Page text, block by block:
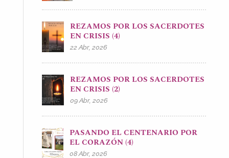
REZAMOS POR LOS SACERDOTES
EN CRISIS (4)
22 Abr, 2026
REZAMOS POR LOS SACERDOTES
EN CRISIS (2)
09 Abr, 2026
PASANDO EL CENTENARIO POR
EL CORAZÓN (4)
08 Abr, 2026